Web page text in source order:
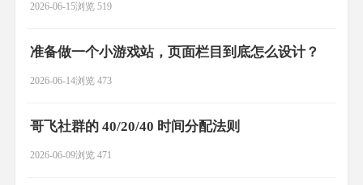
2026-06-15浏览 519
准备做一个小游戏站，页面栏目到底怎么设计？
2026-06-14浏览 473
哥飞社群的 40/20/40 时间分配法则
2026-06-09浏览 471